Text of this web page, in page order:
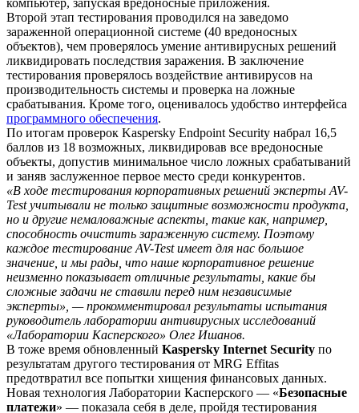
Второй этап тестирования проводился на заведомо
зараженной операционной системе (40 вредоносных
объектов), чем проверялось умение антивирусных решений
ликвидировать последствия заражения. В заключение
тестирования проверялось воздействие антивирусов на
производительность системы и проверка на ложные
срабатывания. Кроме того, оценивалось удобство интерфейса
программного обеспечения.
По итогам проверок Kaspersky Endpoint Security набрал 16,5
баллов из 18 возможных, ликвидировав все вредоносные
объекты, допустив минимальное число ложных срабатываний
и заняв заслуженное первое место среди конкурентов.
«В ходе тестирования корпоративных решений эксперты AV-
Test учитывали не только защитные возможности продукта,
но и другие немаловажные аспекты, такие как, например,
способность очистить зараженную систему. Поэтому
каждое тестирование AV-Test имеет для нас большое
значение, и мы рады, что наше корпоративное решение
неизменно показывает отличные результаты, какие бы
сложные задачи не ставили перед ним независимые
эксперты», — прокомментировал результаты испытания
руководитель лаборатории антивирусных исследований
«Лаборатории Касперского» Олег Ишанов.
В тоже время обновленный Kaspersky Internet Security по
результатам другого тестирования от MRG Effitas
предотвратил все попытки хищения финансовых данных.
Новая технология Лаборатории Касперского — «Безопасные
платежи» — показала себя в деле, пройдя тестирования